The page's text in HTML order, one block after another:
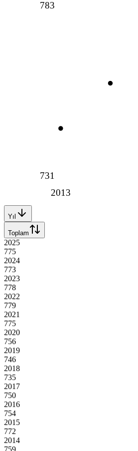
2013
783
731
Yıl
Toplam
2025
775
2024
773
2023
778
2022
779
2021
775
2020
756
2019
746
2018
735
2017
750
2016
754
2015
772
2014